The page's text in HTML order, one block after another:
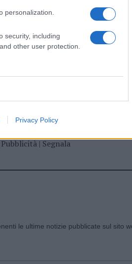
personalization.
security, including
other user protection.
Privacy Policy
Pubblicità| Segnala
le ultime notizie pubblicate sul sito